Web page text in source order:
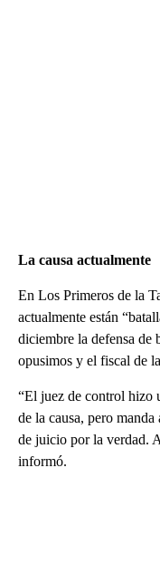
La causa actualmente
En Los Primeros de la
actualmente están
diciembre la defensa de
opusimos y el fiscal de
“El juez de control hizo
de la causa, pero
de juicio por la verdad.
informó.